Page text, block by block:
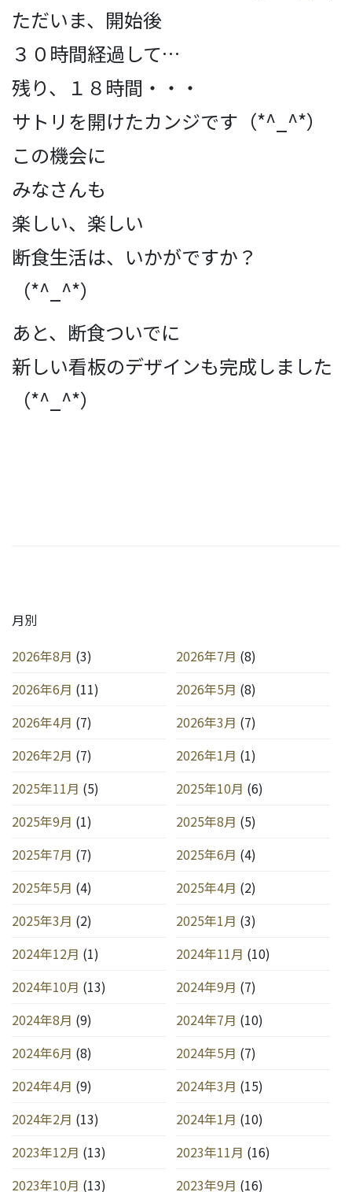
ただいま、開始後
３０時間経過して…
残り、１８時間・・・
サトリを開けたカンジです（*^_^*）
この機会に
みなさんも
楽しい、楽しい
断食生活は、いかがですか？
（*^_^*）
あと、断食ついでに
新しい看板のデザインも完成しました
（*^_^*）
月別
2026年8月 (3) 2026年7月 (8)
2026年6月 (11) 2026年5月 (8)
2026年4月 (7) 2026年3月 (7)
2026年2月 (7) 2026年1月 (1)
2025年11月 (5) 2025年10月 (6)
2025年9月 (1) 2025年8月 (5)
2025年7月 (7) 2025年6月 (4)
2025年5月 (4) 2025年4月 (2)
2025年3月 (2) 2025年1月 (3)
2024年12月 (1) 2024年11月 (10)
2024年10月 (13) 2024年9月 (7)
2024年8月 (9) 2024年7月 (10)
2024年6月 (8) 2024年5月 (7)
2024年4月 (9) 2024年3月 (15)
2024年2月 (13) 2024年1月 (10)
2023年12月 (13) 2023年11月 (16)
2023年10月 (13) 2023年9月 (16)